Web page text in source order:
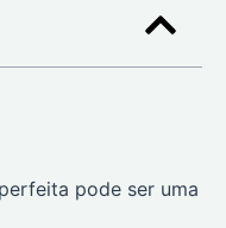
pode ser uma